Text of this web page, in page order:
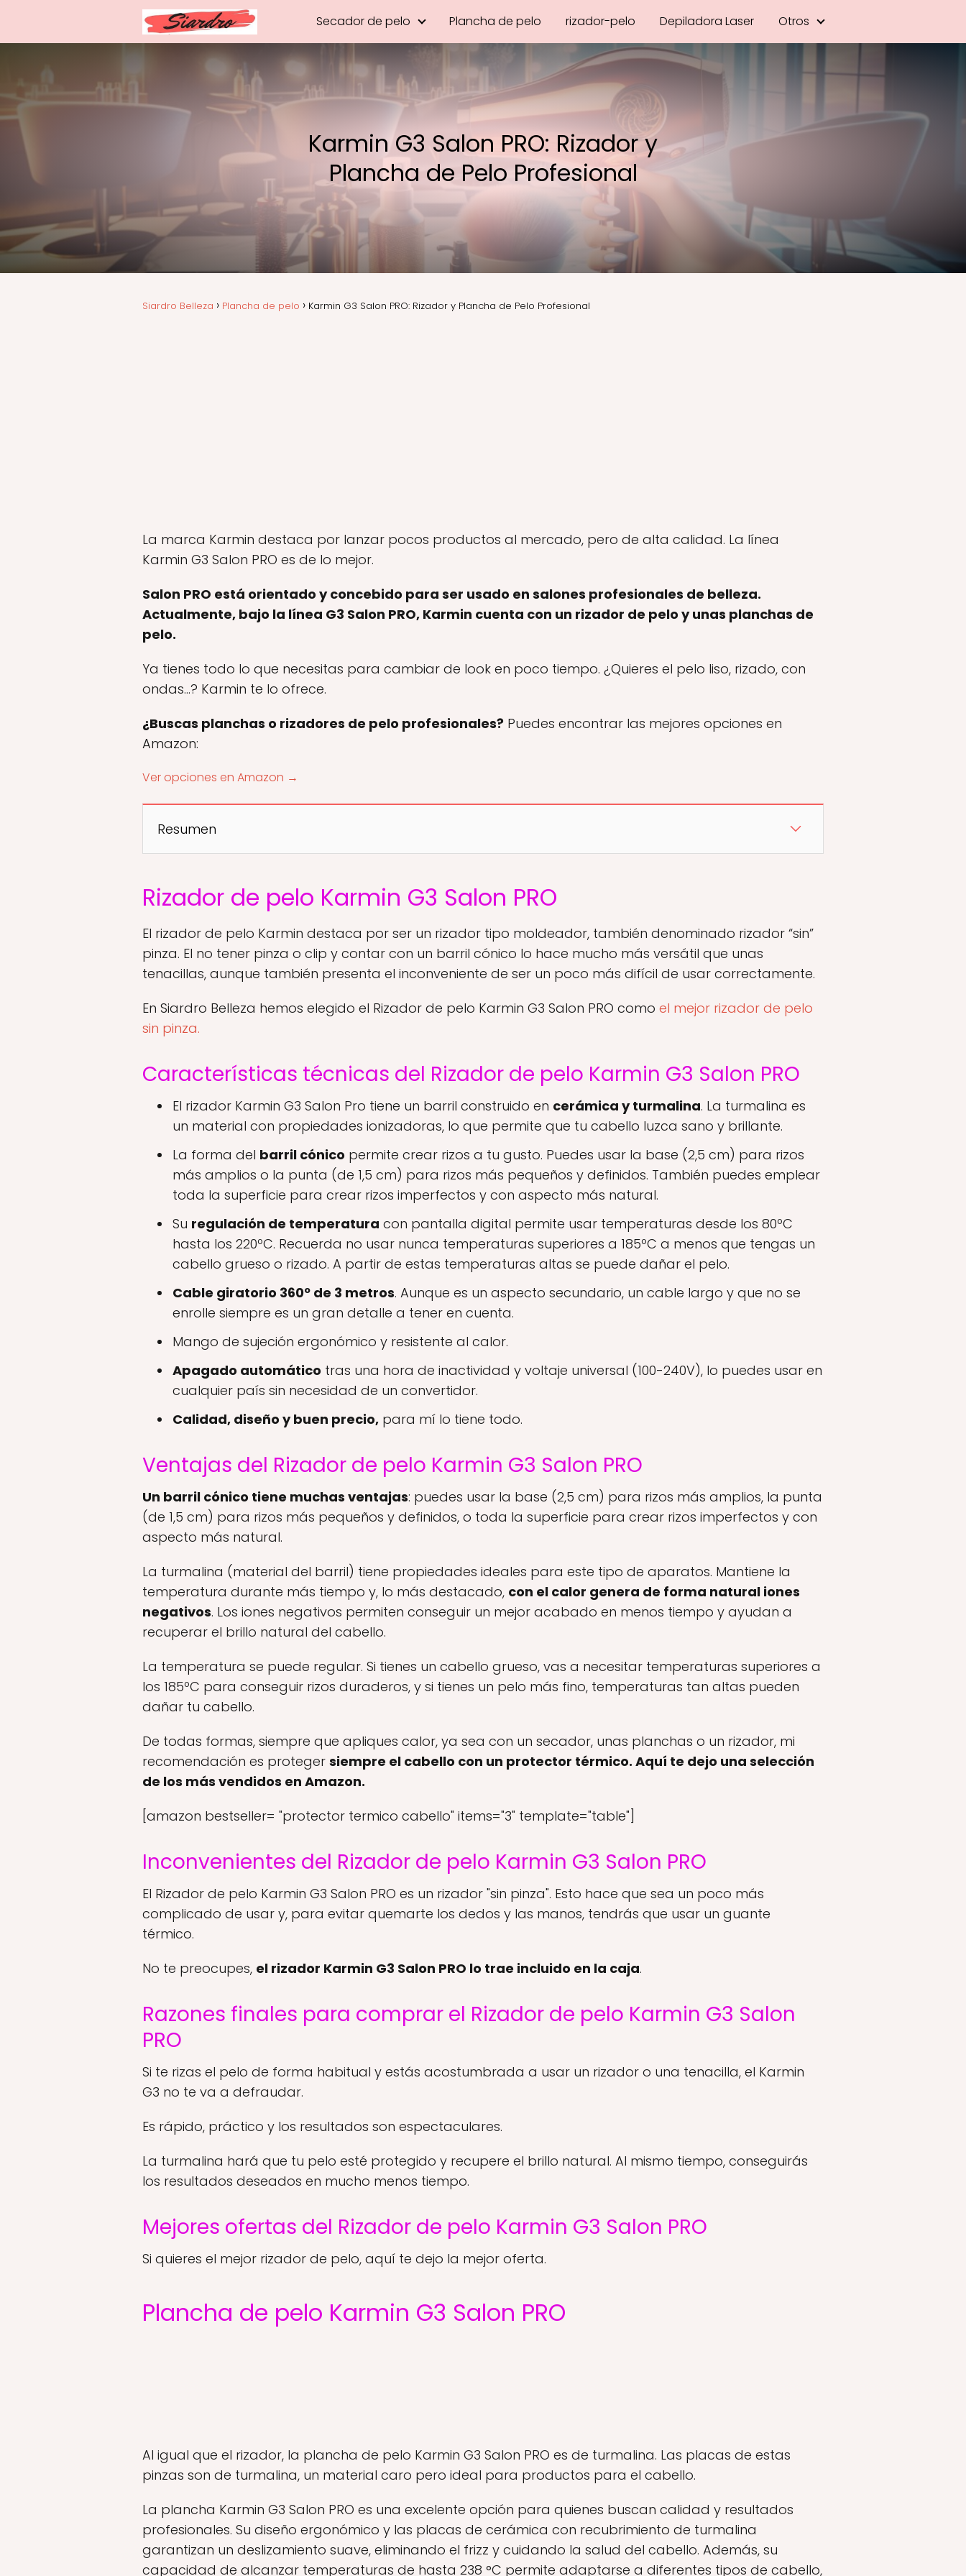
Secador de pelo Plancha de pelo rizador-pelo Depiladora Laser Otros
Karmin G3 Salon PRO: Rizador y
Plancha de Pelo Profesional
Siardro Belleza Plancha de pelo Karmin G3 Salon PRO: Rizador y Plancha de Pelo Profesional
La marca Karmin destaca por lanzar pocos productos al mercado, pero de alta calidad. La línea
Karmin G3 Salon PRO es de lo mejor.
Salon PRO está orientado y concebido para ser usado en salones profesionales de belleza.
Actualmente, bajo la línea G3 Salon PRO, Karmin cuenta con un rizador de pelo y unas planchas de
pelo.
Ya tienes todo lo que necesitas para cambiar de look en poco tiempo. ¿Quieres el pelo liso, rizado, con
ondas…? Karmin te lo ofrece.
¿Buscas planchas o rizadores de pelo profesionales? Puedes encontrar las mejores opciones en
Amazon:
Ver opciones en Amazon →
Resumen
Rizador de pelo Karmin G3 Salon PRO
El rizador de pelo Karmin destaca por ser un rizador tipo moldeador, también denominado rizador “sin”
pinza. El no tener pinza o clip y contar con un barril cónico lo hace mucho más versátil que unas
tenacillas, aunque también presenta el inconveniente de ser un poco más difícil de usar correctamente.
En Siardro Belleza hemos elegido el Rizador de pelo Karmin G3 Salon PRO como el mejor rizador de pelo
sin pinza.
Características técnicas del Rizador de pelo Karmin G3 Salon PRO
El rizador Karmin G3 Salon Pro tiene un barril construido en cerámica y turmalina. La turmalina es
un material con propiedades ionizadoras, lo que permite que tu cabello luzca sano y brillante.
La forma del barril cónico permite crear rizos a tu gusto. Puedes usar la base (2,5 cm) para rizos
más amplios o la punta (de 1,5 cm) para rizos más pequeños y definidos. También puedes emplear
toda la superficie para crear rizos imperfectos y con aspecto más natural.
Su regulación de temperatura con pantalla digital permite usar temperaturas desde los 80ºC
hasta los 220ºC. Recuerda no usar nunca temperaturas superiores a 185ºC a menos que tengas un
cabello grueso o rizado. A partir de estas temperaturas altas se puede dañar el pelo.
Cable giratorio 360º de 3 metros. Aunque es un aspecto secundario, un cable largo y que no se
enrolle siempre es un gran detalle a tener en cuenta.
Mango de sujeción ergonómico y resistente al calor.
Apagado automático tras una hora de inactividad y voltaje universal (100-240V), lo puedes usar en
cualquier país sin necesidad de un convertidor.
Calidad, diseño y buen precio, para mí lo tiene todo.
Ventajas del Rizador de pelo Karmin G3 Salon PRO
Un barril cónico tiene muchas ventajas: puedes usar la base (2,5 cm) para rizos más amplios, la punta
(de 1,5 cm) para rizos más pequeños y definidos, o toda la superficie para crear rizos imperfectos y con
aspecto más natural.
La turmalina (material del barril) tiene propiedades ideales para este tipo de aparatos. Mantiene la
temperatura durante más tiempo y, lo más destacado, con el calor genera de forma natural iones
negativos. Los iones negativos permiten conseguir un mejor acabado en menos tiempo y ayudan a
recuperar el brillo natural del cabello.
La temperatura se puede regular. Si tienes un cabello grueso, vas a necesitar temperaturas superiores a
los 185ºC para conseguir rizos duraderos, y si tienes un pelo más fino, temperaturas tan altas pueden
dañar tu cabello.
De todas formas, siempre que apliques calor, ya sea con un secador, unas planchas o un rizador, mi
recomendación es proteger siempre el cabello con un protector térmico. Aquí te dejo una selección
de los más vendidos en Amazon.
[amazon bestseller= "protector termico cabello" items="3" template="table"]
Inconvenientes del Rizador de pelo Karmin G3 Salon PRO
El Rizador de pelo Karmin G3 Salon PRO es un rizador "sin pinza". Esto hace que sea un poco más
complicado de usar y, para evitar quemarte los dedos y las manos, tendrás que usar un guante
térmico.
No te preocupes, el rizador Karmin G3 Salon PRO lo trae incluido en la caja.
Razones finales para comprar el Rizador de pelo Karmin G3 Salon
PRO
Si te rizas el pelo de forma habitual y estás acostumbrada a usar un rizador o una tenacilla, el Karmin
G3 no te va a defraudar.
Es rápido, práctico y los resultados son espectaculares.
La turmalina hará que tu pelo esté protegido y recupere el brillo natural. Al mismo tiempo, conseguirás
los resultados deseados en mucho menos tiempo.
Mejores ofertas del Rizador de pelo Karmin G3 Salon PRO
Si quieres el mejor rizador de pelo, aquí te dejo la mejor oferta.
Plancha de pelo Karmin G3 Salon PRO
Al igual que el rizador, la plancha de pelo Karmin G3 Salon PRO es de turmalina. Las placas de estas
pinzas son de turmalina, un material caro pero ideal para productos para el cabello.
La plancha Karmin G3 Salon PRO es una excelente opción para quienes buscan calidad y resultados
profesionales. Su diseño ergonómico y las placas de cerámica con recubrimiento de turmalina
garantizan un deslizamiento suave, eliminando el frizz y cuidando la salud del cabello. Además, su
capacidad de alcanzar temperaturas de hasta 238 °C permite adaptarse a diferentes tipos de cabello,